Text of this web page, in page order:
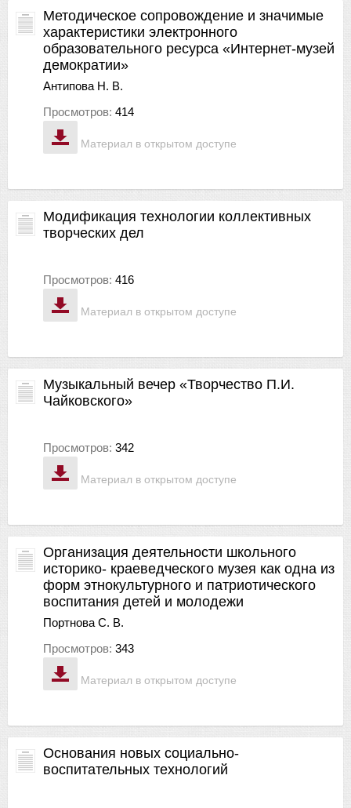
Материал в открытом доступе
Методическое сопровождение и значимые
характеристики электронного
образовательного ресурса «Интернет-музей
демократии»
Антипова Н. В.
Просмотров: 414
Материал в открытом доступе
Модификация технологии коллективных
творческих дел
Просмотров: 416
Материал в открытом доступе
Музыкальный вечер «Творчество П.И.
Чайковского»
Просмотров: 342
Материал в открытом доступе
Организация деятельности школьного
историко- краеведческого музея как одна из
форм этнокультурного и патриотического
воспитания детей и молодежи
Портнова С. В.
Просмотров: 343
Основания новых социально-
воспитательных технологий